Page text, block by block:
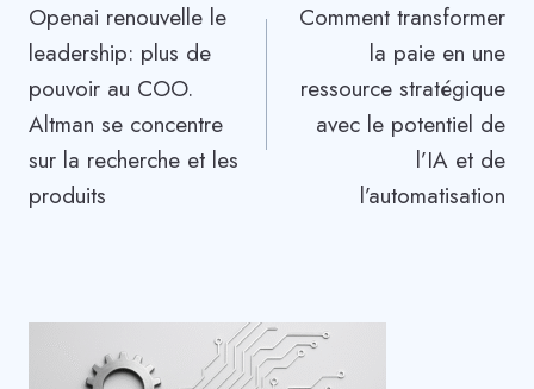
de
l’article
Openai renouvelle le
leadership: plus de
pouvoir au COO.
Altman se concentre
sur la recherche et les
produits
Comment transformer
la paie en une
ressource stratégique
avec le potentiel de
l’IA et de
l’automatisation